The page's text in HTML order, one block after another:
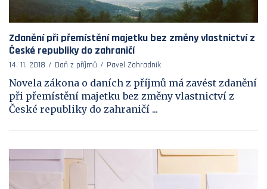
Zdanění při přemístění majetku bez změny vlastnictví z
České republiky do zahraničí
14. 11. 2018 Daň z příjmů Pavel Zahradník
Novela zákona o daních z příjmů má zavést zdanění
při přemístění majetku bez změny vlastnictví z
České republiky do zahraničí ...